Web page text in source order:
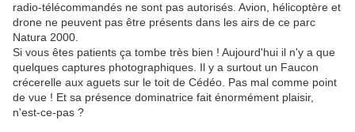
radio-télécommandés ne sont pas autorisés. Avion, hélicoptère et
drone ne peuvent pas être présents dans les airs de ce parc
Natura 2000.
Si vous êtes patients ça tombe très bien ! Aujourd'hui il n'y a que
quelques captures photographiques. Il y a surtout un Faucon
crécerelle aux aguets sur le toit de Cédéo. Pas mal comme point
de vue ! Et sa présence dominatrice fait énormément plaisir,
n'est-ce-pas ?